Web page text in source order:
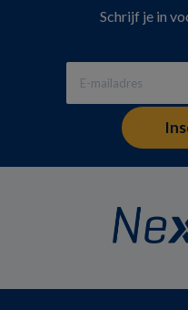
Schrijf je in